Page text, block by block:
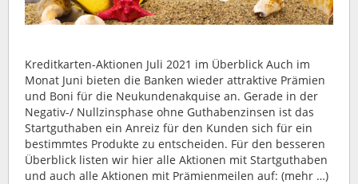
Kreditkarten-Aktionen Juli 2021 im Überblick Auch im
Monat Juni bieten die Banken wieder attraktive Prämien
und Boni für die Neukundenakquise an. Gerade in der
Negativ-/ Nullzinsphase ohne Guthabenzinsen ist das
Startguthaben ein Anreiz für den Kunden sich für ein
bestimmtes Produkte zu entscheiden. Für den besseren
Überblick listen wir hier alle Aktionen mit Startguthaben
und auch alle Aktionen mit Prämienmeilen auf: (mehr …)